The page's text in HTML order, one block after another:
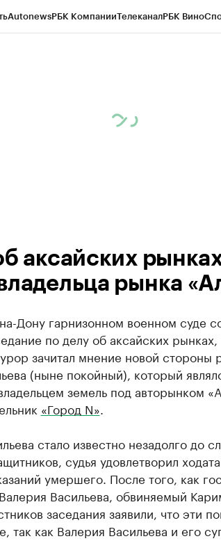
AutonewsРБК КомпанииТелеканалРБК Вино
аксайских
рынка
Дону гарнизонном военном суде
по делу об аксайских
зачитал мнение новой стороны
(ныне покойный), который
земель под авторынком
«Город N»
стало известно незадолго до
судья удовлетворил
умершего. После того, как
Васильева, обвиняемый
заседания заявили, что эти
так как Валерия Васильева и его